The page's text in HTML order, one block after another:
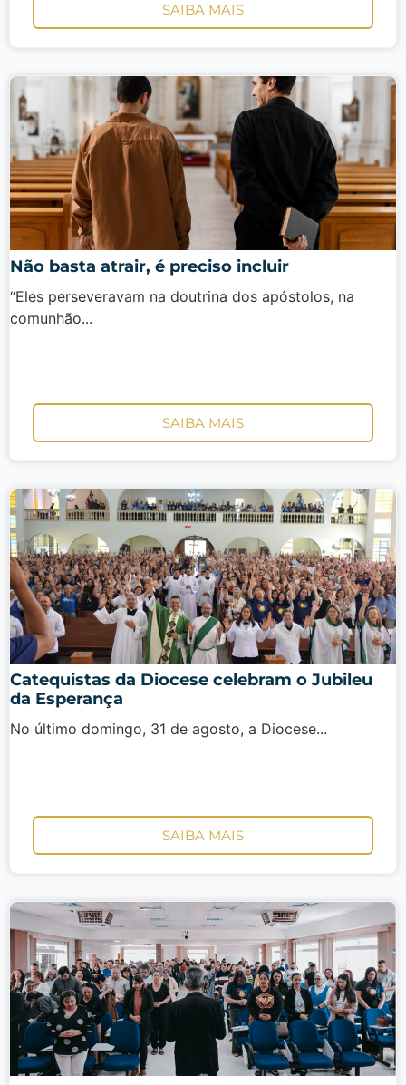
SAIBA MAIS
Não basta atrair, é preciso incluir
“Eles perseveravam na doutrina dos apóstolos, na
comunhão...
SAIBA MAIS
Catequistas da Diocese celebram o Jubileu
da Esperança
No último domingo, 31 de agosto, a Diocese...
SAIBA MAIS